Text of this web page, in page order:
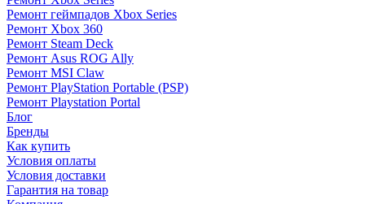
Ремонт геймпадов Xbox Series
Ремонт Xbox 360
Ремонт Steam Deck
Ремонт Asus ROG Ally
Ремонт MSI Claw
Ремонт PlayStation Portable (PSP)
Ремонт Playstation Portal
Блог
Бренды
Как купить
Условия оплаты
Условия доставки
Гарантия на товар